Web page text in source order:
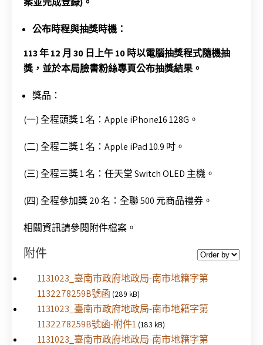
公布時程與抽獎時機：
113 年 12 月 30 日上午 10 時以電腦抽獎程式隨機抽
獎，並於本局臉書粉絲專頁公布抽獎結果。
獎品：
(一) 全程頭獎 1 名：Apple iPhone16 128G。
(二) 全程二獎 1 名：Apple iPad 10.9 吋。
(三) 全程三獎 1 名：任天堂 Switch OLED 主機。
(四) 全程參加獎 20 名：全聯 500 元商品禮券。
相關資訊請參閱附件檔案。
附件
1131023_臺南市政府地政局-南市地籍字第
1132278259B號函 (289 kB)
1131023_臺南市政府地政局-南市地籍字第
1132278259B號函-附件1 (183 kB)
1131023_臺南市政府地政局-南市地籍字第